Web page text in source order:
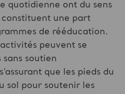
quotidienne ont du sens
une part
de rééducation.
peuvent se
soutien
que les pieds du
sol pour soutenir les